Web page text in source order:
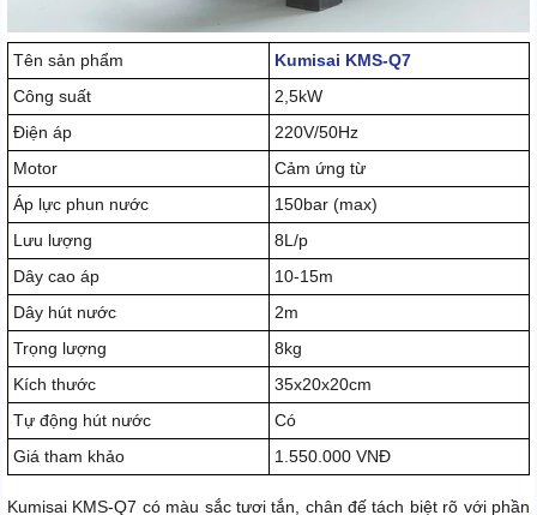
Tên sản phẩm
Kumisai KMS-Q7
Công suất
2,5kW
Điện áp
220V/50Hz
Motor
Cảm ứng từ
Áp lực phun nước
150bar (max)
Lưu lượng
8L/p
Dây cao áp
10-15m
Dây hút nước
2m
Trọng lượng
8kg
Kích thước
35x20x20cm
Tự động hút nước
Có
Giá tham khảo
1.550.000 VNĐ
Kumisai KMS-Q7 có màu sắc tươi tắn, chân đế tách biệt rõ với phần